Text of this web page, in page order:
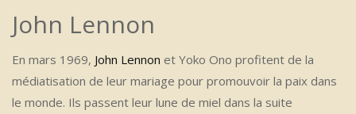
John Lennon
En mars 1969, John Lennon et Yoko Ono profitent de la
médiatisation de leur mariage pour promouvoir la paix dans
le monde. Ils passent leur lune de miel dans la suite